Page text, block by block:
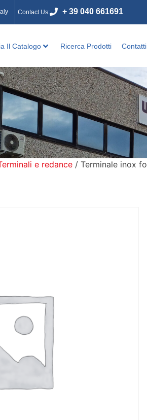
Contact Us: + 39 040 661691
Il Catalogo Ricerca Prodotti Contatti
e redance / Terminale inox